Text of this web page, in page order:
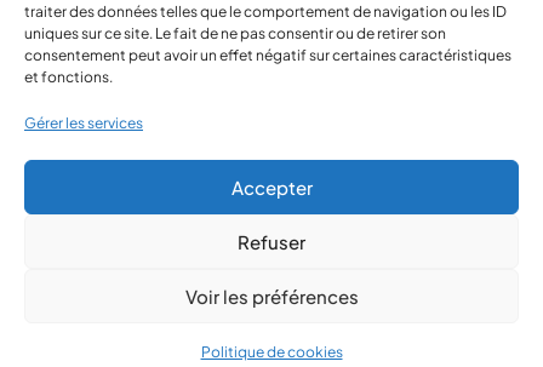
traiter des données telles que le comportement de navigation ou les ID
uniques sur ce site. Le fait de ne pas consentir ou de retirer son
consentement peut avoir un effet négatif sur certaines caractéristiques
et fonctions.
Gérer les services
Accepter
Refuser
Voir les préférences
Politique de cookies
© 2026 Aspect Aquitaine